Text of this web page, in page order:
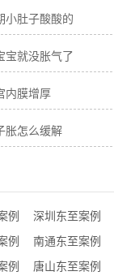
小肚子酸酸的
宝就没胀气了
内膜增厚
胀怎么缓解
例 深圳东至案例
例 南通东至案例
例 唐山东至案例